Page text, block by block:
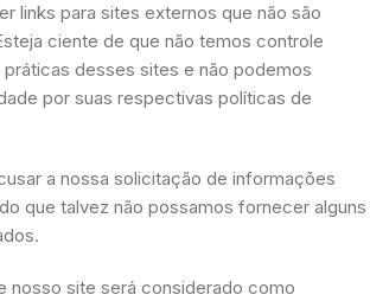
links para sites externos que não são
ciente de que não temos controle
desses sites e não podemos
por suas respectivas políticas de
a nossa solicitação de informações
que talvez não possamos fornecer alguns
nosso site será considerado como